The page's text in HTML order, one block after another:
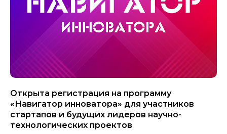
Открыта регистрация на программу
«Навигатор инноватора» для участников
стартапов и будущих лидеров научно-
технологических проектов